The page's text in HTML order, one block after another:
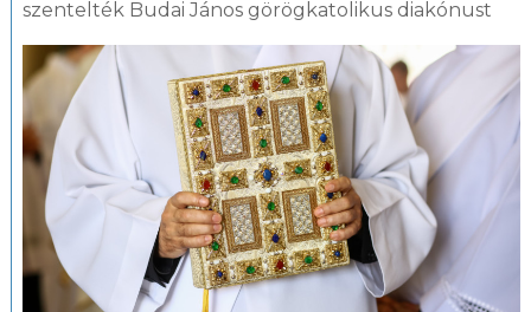
szentelték Budai János görögkatolikus diakónust